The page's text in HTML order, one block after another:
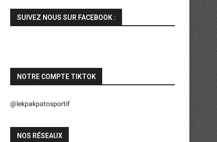
SUIVEZ NOUS SUR FACEBOOK :
NOTRE COMPTE TIKTOK
@lekpakpatosportif
NOS RÉSEAUX